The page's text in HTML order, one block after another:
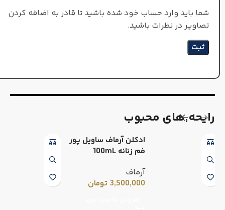
شما باید وارد حساب خود شده باشید تا قادر به اضافه کردن
تصاویر در نظرات باشید.
رایحه٬های محبوب
ادکلن آرماف ساویل پور
فم زنانه 100mL
آرماف
3,500,000 تومان